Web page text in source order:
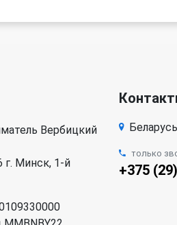
Вербицкий
г. Минск, 1-й
только
+375